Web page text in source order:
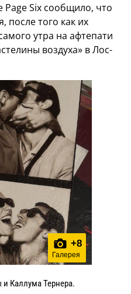
Page Six сообщило, что
после того как их
утра на афтепати
воздуха» в Лос-
+8
Галерея
Каллума Тернера.